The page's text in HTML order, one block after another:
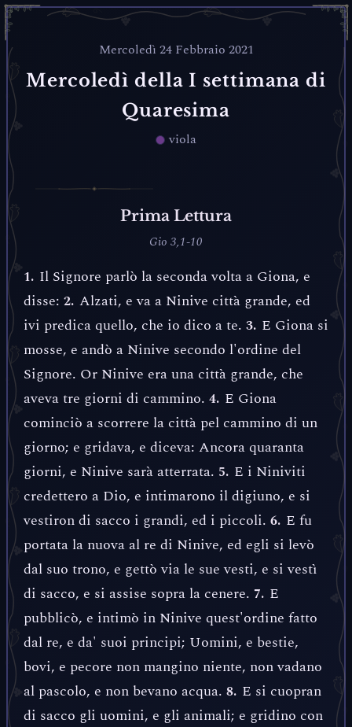
Mercoledì 24 Febbraio 2021
Mercoledì della I settimana di
Quaresima
viola
Prima Lettura
Gio 3,1-10
1. Il Signore parlò la seconda volta a Giona, e
disse: 2. Alzati, e va a Ninive città grande, ed
ivi predica quello, che io dico a te. 3. E Giona si
mosse, e andò a Ninive secondo l'ordine del
Signore. Or Ninive era una città grande, che
aveva tre giorni di cammino. 4. E Giona
cominciò a scorrere la città pel cammino di un
giorno; e gridava, e diceva: Ancora quaranta
giorni, e Ninive sarà atterrata. 5. E i Niniviti
credettero a Dio, e intimarono il digiuno, e si
vestiron di sacco i grandi, ed i piccoli. 6. E fu
portata la nuova al re di Ninive, ed egli si levò
dal suo trono, e gettò via le sue vesti, e si vestì
di sacco, e si assise sopra la cenere. 7. E
pubblicò, e intimò in Ninive quest'ordine fatto
dal re, e da' suoi principi; Uomini, e bestie,
bovi, e pecore non mangino niente, non vadano
al pascolo, e non bevano acqua. 8. E si cuopran
di sacco gli uomini, e gli animali; e gridino con